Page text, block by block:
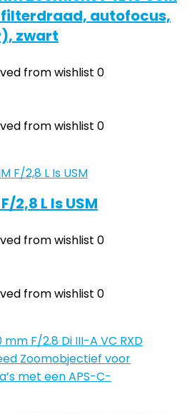
filterdraad, autofocus,
zwart
from wishlist 0
from wishlist 0
2,8 L Is USM
from wishlist 0
from wishlist 0